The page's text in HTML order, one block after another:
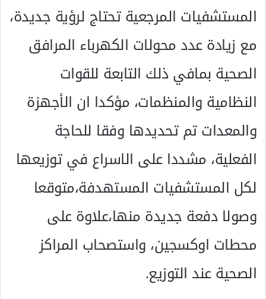
المستشفيات المرجعية تحتاج لرؤية جديدة،
مع زيادة عدد محولات الكهرباء المرافق
الصحية بمافي ذلك التابعة للقوات
النظامية والمنظمات، مؤكدا ان الأجهزة
والمعدات تم تحديدها وفقا للحاجة
الفعلية، مشددا على الاسراع في توزيعها
لكل المستشفيات المستهدفة،متوقعا
وصولا دفعة جديدة منها،علاوة على
محطات اوكسجين، واستصحاب المراكز
الصحية عند التوزيع.